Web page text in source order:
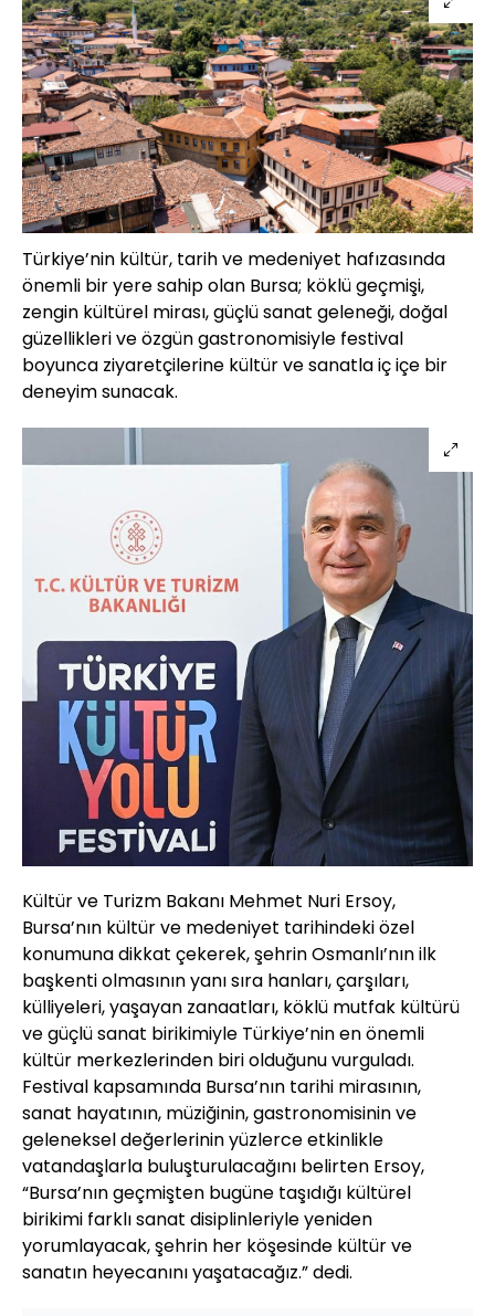
Türkiye’nin kültür, tarih ve medeniyet hafızasında
önemli bir yere sahip olan Bursa; köklü geçmişi,
zengin kültürel mirası, güçlü sanat geleneği, doğal
güzellikleri ve özgün gastronomisiyle festival
boyunca ziyaretçilerine kültür ve sanatla iç içe bir
deneyim sunacak.
Kültür ve Turizm Bakanı Mehmet Nuri Ersoy,
Bursa’nın kültür ve medeniyet tarihindeki özel
konumuna dikkat çekerek, şehrin Osmanlı’nın ilk
başkenti olmasının yanı sıra hanları, çarşıları,
külliyeleri, yaşayan zanaatları, köklü mutfak kültürü
ve güçlü sanat birikimiyle Türkiye’nin en önemli
kültür merkezlerinden biri olduğunu vurguladı.
Festival kapsamında Bursa’nın tarihi mirasının,
sanat hayatının, müziğinin, gastronomisinin ve
geleneksel değerlerinin yüzlerce etkinlikle
vatandaşlarla buluşturulacağını belirten Ersoy,
“Bursa’nın geçmişten bugüne taşıdığı kültürel
birikimi farklı sanat disiplinleriyle yeniden
yorumlayacak, şehrin her köşesinde kültür ve
sanatın heyecanını yaşatacağız.” dedi.